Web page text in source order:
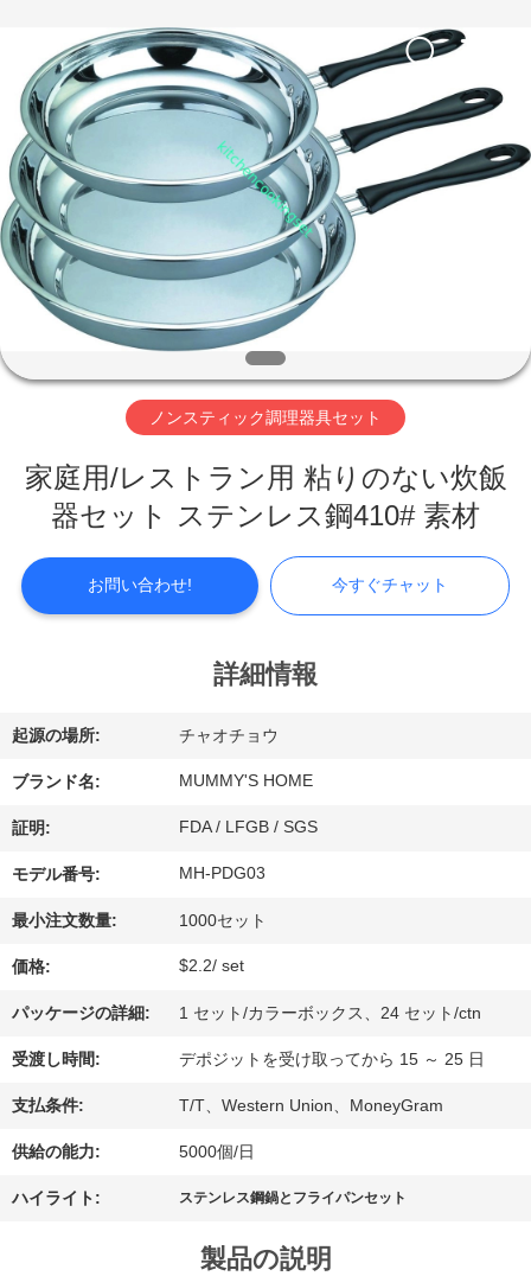
家
製
品
ビ
デ
シ
ョ
私
達
に
つ
い
て
工
場
旅
行
Beijing
Road
Enterprise
Management
Services
Co.,LTD.
All
Rights
Reserved.
Developed
by
ECER
ノンスティック調理器具セット
家庭用/レストラン用 粘りのない炊飯
器セット ステンレス鋼410# 素材
お問い合わせ! 今すぐチャット
詳細情報
起源の場所: チャオチョウ
ブランド名: MUMMY'S HOME
証明: FDA / LFGB / SGS
モデル番号: MH-PDG03
最小注文数量: 1000セット
価格: $2.2/ set
パッケージの詳細: 1 セット/カラーボックス、24 セット/ctn
受渡し時間: デポジットを受け取ってから 15 ～ 25 日
支払条件: T/T、Western Union、MoneyGram
供給の能力: 5000個/日
ハイライト: ステンレス鋼鍋とフライパンセット
製品の説明